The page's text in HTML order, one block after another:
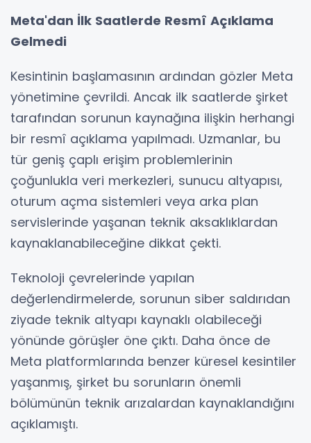
Meta'dan İlk Saatlerde Resmî Açıklama
Gelmedi
Kesintinin başlamasının ardından gözler Meta
yönetimine çevrildi. Ancak ilk saatlerde şirket
tarafından sorunun kaynağına ilişkin herhangi
bir resmî açıklama yapılmadı. Uzmanlar, bu
tür geniş çaplı erişim problemlerinin
çoğunlukla veri merkezleri, sunucu altyapısı,
oturum açma sistemleri veya arka plan
servislerinde yaşanan teknik aksaklıklardan
kaynaklanabileceğine dikkat çekti.
Teknoloji çevrelerinde yapılan
değerlendirmelerde, sorunun siber saldırıdan
ziyade teknik altyapı kaynaklı olabileceği
yönünde görüşler öne çıktı. Daha önce de
Meta platformlarında benzer küresel kesintiler
yaşanmış, şirket bu sorunların önemli
bölümünün teknik arızalardan kaynaklandığını
açıklamıştı.